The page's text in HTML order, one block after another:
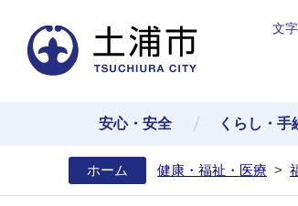
文
安心・安全 くらし・手
ホーム 健康・福祉・医療 >